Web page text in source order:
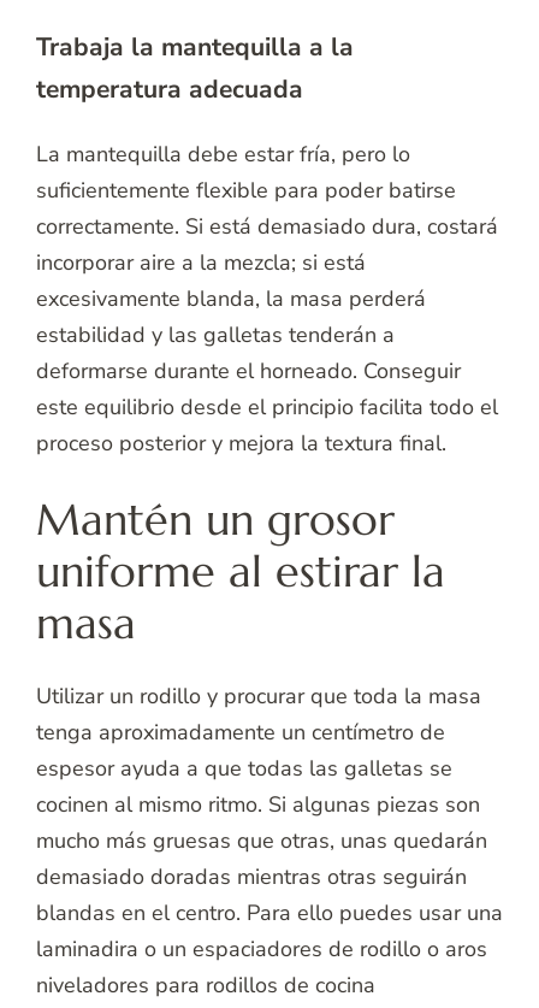
Trabaja la mantequilla a la
temperatura adecuada
La mantequilla debe estar fría, pero lo
suficientemente flexible para poder batirse
correctamente. Si está demasiado dura, costará
incorporar aire a la mezcla; si está
excesivamente blanda, la masa perderá
estabilidad y las galletas tenderán a
deformarse durante el horneado. Conseguir
este equilibrio desde el principio facilita todo el
proceso posterior y mejora la textura final.
Mantén un grosor
uniforme al estirar la
masa
Utilizar un rodillo y procurar que toda la masa
tenga aproximadamente un centímetro de
espesor ayuda a que todas las galletas se
cocinen al mismo ritmo. Si algunas piezas son
mucho más gruesas que otras, unas quedarán
demasiado doradas mientras otras seguirán
blandas en el centro. Para ello puedes usar una
laminadira o un espaciadores de rodillo o aros
niveladores para rodillos de cocina